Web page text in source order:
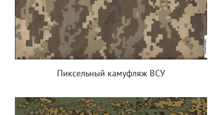
Пиксельный камуфляж ВСУ